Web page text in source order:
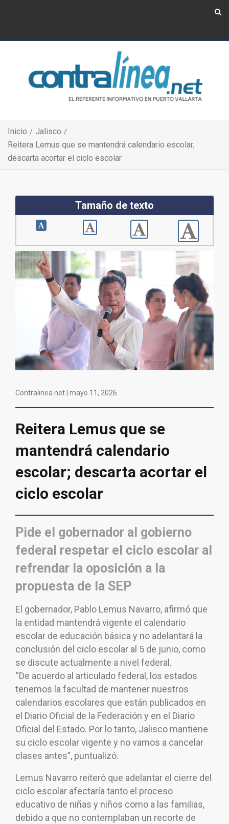
Inicio
Jalisco
Reitera Lemus que se mantendrá calendario escolar;
descarta acortar el ciclo escolar
Tamaño de texto
Contralinea net | mayo 11, 2026
Reitera Lemus que se
mantendrá calendario
escolar; descarta acortar el
ciclo escolar
Pide el gobernador al gobierno
federal respetar el ciclo escolar al
refrendar la oposición a la
propuesta de la SEP
El gobernador, Pablo Lemus Navarro, afirmó que
la entidad mantendrá vigente el calendario
escolar de educación básica y no adelantará la
conclusión del ciclo escolar al 5 de junio, como
se discute actualmente a nivel federal.
“De acuerdo al articulado federal, los estados
tenemos la facultad de mantener nuestros
calendarios escolares que están publicados en
el Diario Oficial de la Federación y en el Diario
Oficial del Estado. Por lo tanto, Jalisco mantiene
su ciclo escolar vigente y no vamos a cancelar
clases antes”, puntualizó.
Lemus Navarro reiteró que adelantar el cierre del
ciclo escolar afectaría tanto el proceso
educativo de niñas y niños como a las familias,
debido a que no contemplaban un recorte de